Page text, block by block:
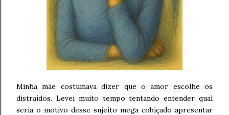
Minha mãe costumava dizer que o amor escolhe os
distraídos. Levei muito tempo tentando entender qual
seria o motivo desse sujeito mega cobiçado apresentar